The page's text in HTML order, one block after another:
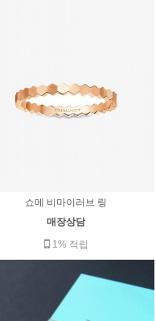
쇼메 비마이러브 링
매장상담
1% 적립